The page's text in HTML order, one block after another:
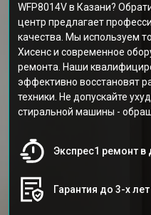
WFP8014V в Казани?
центр предлагает
качества. Мы используем
Хисенс и современное
ремонта. Наши
эффективно восстановят
техники. Не допускайте
стиральной машины -
Экспрес1 ремонт в
Гарантия до 3-х лет